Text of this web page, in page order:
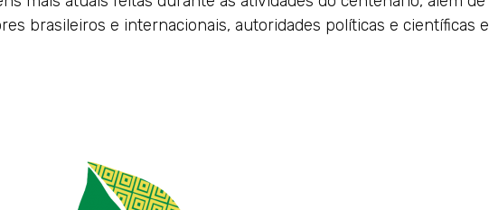
brasileiros e internacionais, autoridades políticas e científicas e